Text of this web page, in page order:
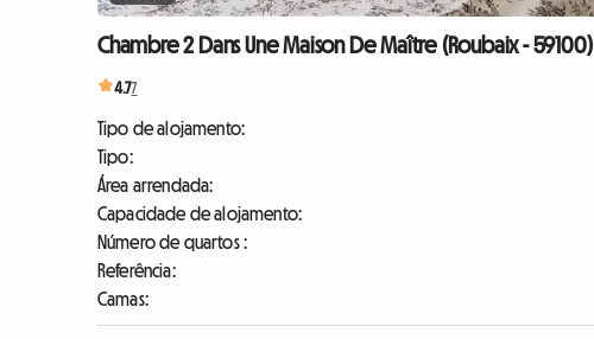
Chambre 2 Dans Une Maison De Maître (Roubaix - 59100)
4.77
Tipo de alojamento:
Tipo:
Área arrendada:
Capacidade de alojamento:
Número de quartos :
Referência:
Camas: